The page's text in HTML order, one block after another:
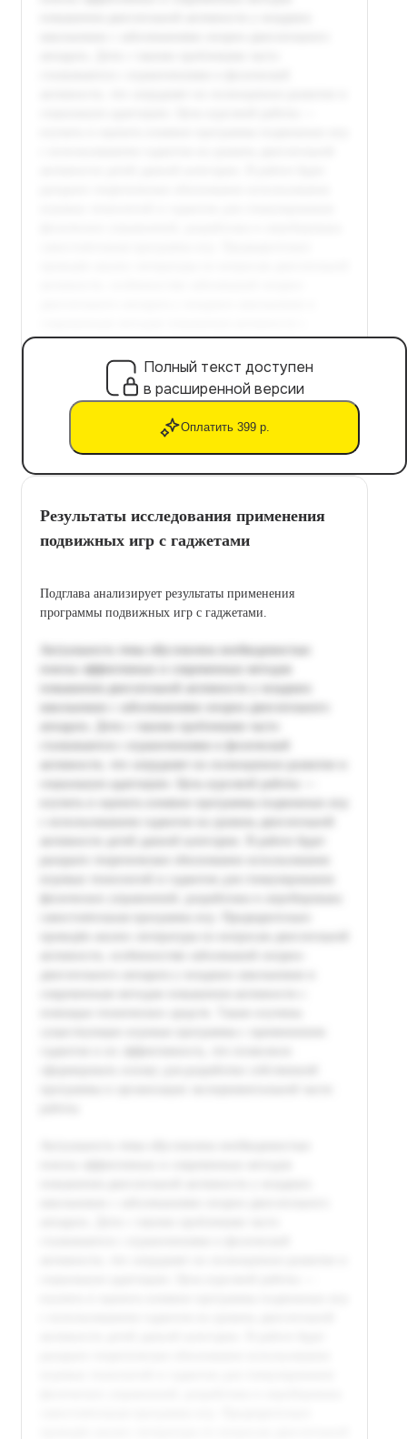
Полный текст доступен
в расширенной версии
Оплатить 399 р.
Результаты исследования применения
подвижных игр с гаджетами
Подглавa анализирует результаты применения
программы подвижных игр с гаджетами.